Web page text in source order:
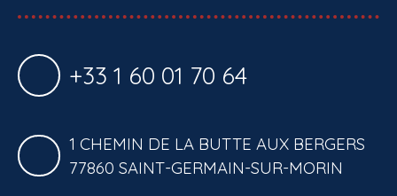
+33 1 60 01 70 64
1 CHEMIN DE LA BUTTE AUX BERGERS
77860 SAINT-GERMAIN-SUR-MORIN